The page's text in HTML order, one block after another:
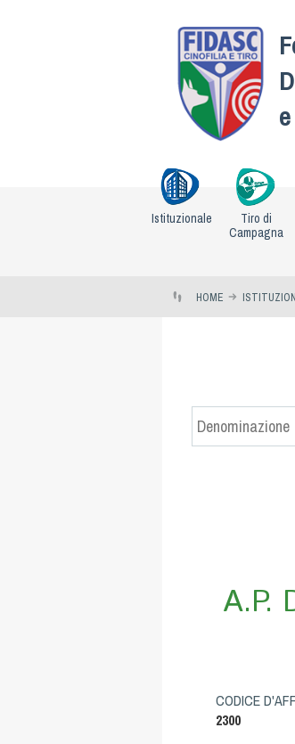
Istituzionale
Tiro di
Campagna
HOME
A.P.
CODICE
2300